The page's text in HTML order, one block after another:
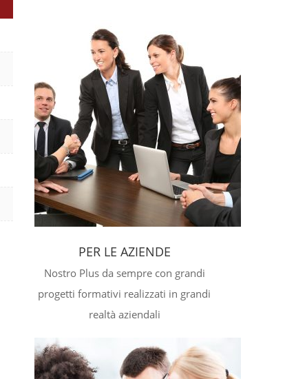
PER LE AZIENDE
Nostro Plus da sempre con grandi
progetti formativi realizzati in grandi
realtà aziendali